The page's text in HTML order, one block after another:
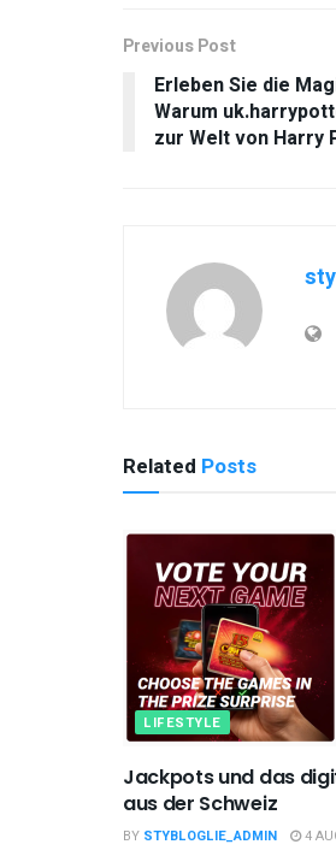
Previous Post
Erleben Sie die
Warum
zur Welt von Harry
Related Posts
LIFESTYLE
Jackpots und das
aus der Schweiz
BY STYBLOGLIE_ADMIN 4